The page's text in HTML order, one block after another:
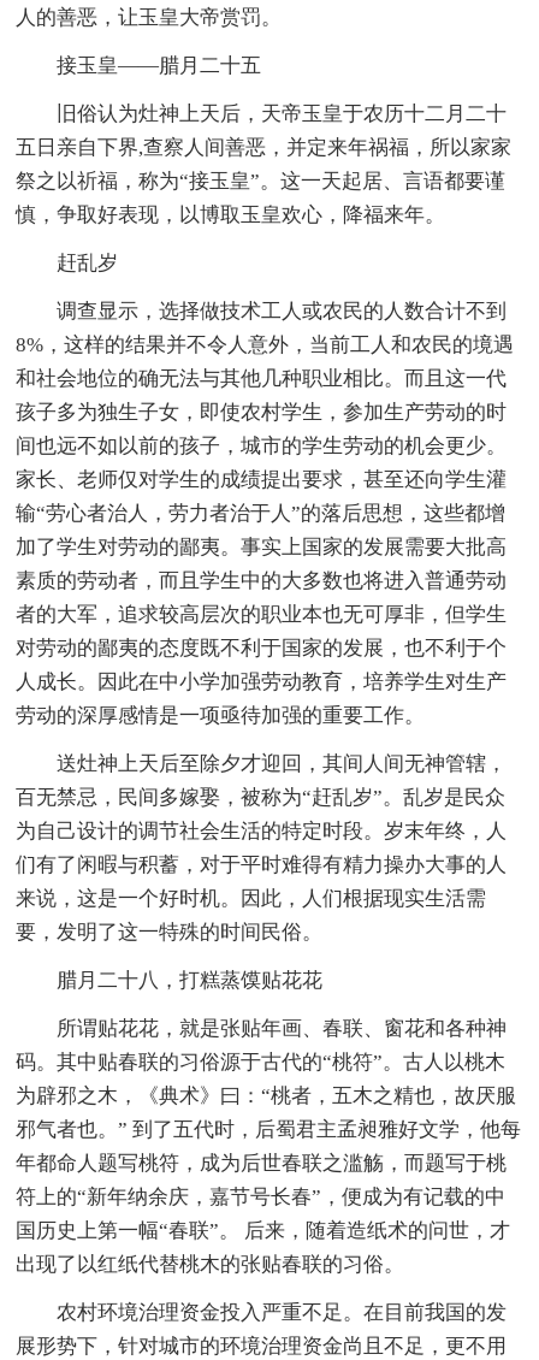
人的善恶，让玉皇大帝赏罚。
接玉皇——腊月二十五
旧俗认为灶神上天后，天帝玉皇于农历十二月二十
五日亲自下界,查察人间善恶，并定来年祸福，所以家家
祭之以祈福，称为“接玉皇”。这一天起居、言语都要谨
慎，争取好表现，以博取玉皇欢心，降福来年。
赶乱岁
调查显示，选择做技术工人或农民的人数合计不到
8%，这样的结果并不令人意外，当前工人和农民的境遇
和社会地位的确无法与其他几种职业相比。而且这一代
孩子多为独生子女，即使农村学生，参加生产劳动的时
间也远不如以前的孩子，城市的学生劳动的机会更少。
家长、老师仅对学生的成绩提出要求，甚至还向学生灌
输“劳心者治人，劳力者治于人”的落后思想，这些都增
加了学生对劳动的鄙夷。事实上国家的发展需要大批高
素质的劳动者，而且学生中的大多数也将进入普通劳动
者的大军，追求较高层次的职业本也无可厚非，但学生
对劳动的鄙夷的态度既不利于国家的发展，也不利于个
人成长。因此在中小学加强劳动教育，培养学生对生产
劳动的深厚感情是一项亟待加强的重要工作。
送灶神上天后至除夕才迎回，其间人间无神管辖，
百无禁忌，民间多嫁娶，被称为“赶乱岁”。乱岁是民众
为自己设计的调节社会生活的特定时段。岁末年终，人
们有了闲暇与积蓄，对于平时难得有精力操办大事的人
来说，这是一个好时机。因此，人们根据现实生活需
要，发明了这一特殊的时间民俗。
腊月二十八，打糕蒸馍贴花花
所谓贴花花，就是张贴年画、春联、窗花和各种神
码。其中贴春联的习俗源于古代的“桃符”。古人以桃木
为辟邪之木，《典术》曰：“桃者，五木之精也，故厌服
邪气者也。” 到了五代时，后蜀君主孟昶雅好文学，他每
年都命人题写桃符，成为后世春联之滥觞，而题写于桃
符上的“新年纳余庆，嘉节号长春”，便成为有记载的中
国历史上第一幅“春联”。 后来，随着造纸术的问世，才
出现了以红纸代替桃木的张贴春联的习俗。
农村环境治理资金投入严重不足。在目前我国的发
展形势下，针对城市的环境治理资金尚且不足，更不用